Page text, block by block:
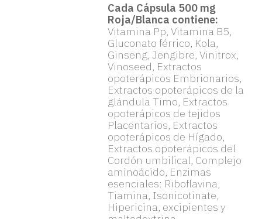
Cada Cápsula 500 mg
Roja/Blanca contiene:
Vitamina Pp, Vitamina B5,
Gluconato férrico, Kola,
Ginseng, Jengibre, Vinitrox,
Vinoseed, Extractos
opoterápicos Embrionarios,
Extractos opoterápicos de la
glándula Timo, Extractos
opoterápicos de tejidos
Placentarios, Extractos
opoterápicos de Hígado,
Extractos opoterápicos del
Cordón umbilical, Complejo
aminoácido, Enzimas
esenciales: Riboflavina,
Tiamina, Isonicotinate,
Hipericina, excipientes y